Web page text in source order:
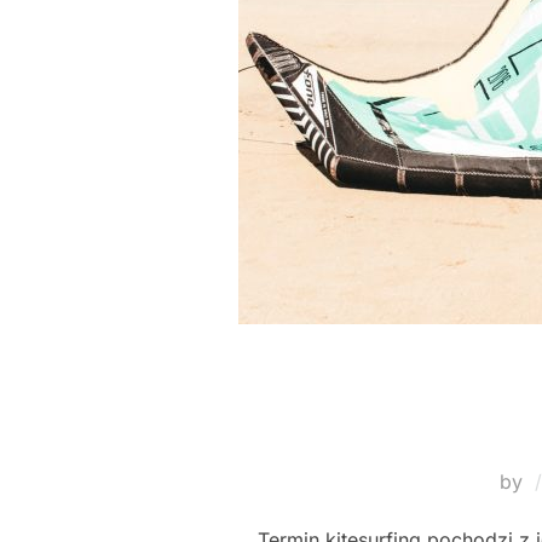
by